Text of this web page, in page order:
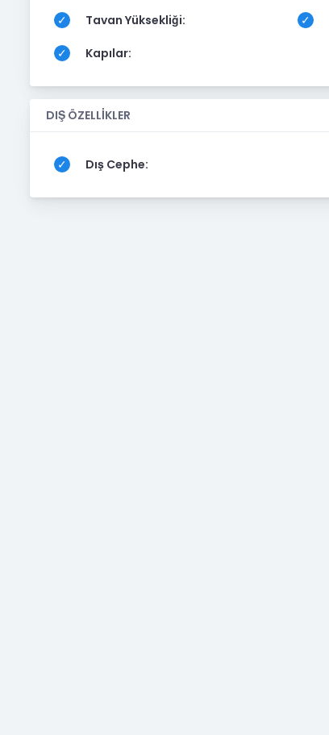
Tavan Yüksekliği:
Kapılar:
DIŞ ÖZELLİKLER
Dış Cephe: